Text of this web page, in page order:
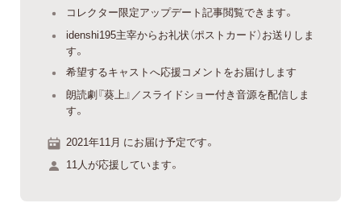
コレクター限定アップデート記事閲覧できます。
idenshi195主宰からお礼状（ポストカード）お送りしま
す。
希望するキャストへ応援コメントをお届けします
朗読劇『葵上』／スライドショー付き音源を配信しま
す。
2021年11月 にお届け予定です。
11人が応援しています。